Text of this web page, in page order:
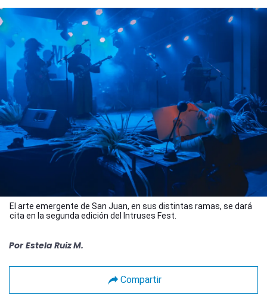
El arte emergente de San Juan, en sus distintas ramas, se dará
cita en la segunda edición del Intruses Fest.
Por Estela Ruiz M.
Compartir